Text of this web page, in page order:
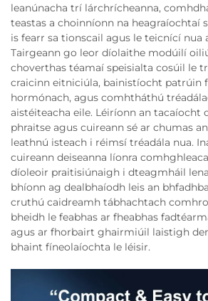
leanúnacha trí lárchrícheanna,
teastas a choinníonn na heagraíochtaí
is fearr sa tionscail agus le teicnící nua
Tairgeann go leor díolaithe modúilí
choverthas téamaí speisialta cosúil le
craicinn eitniciúla, bainistíocht patrúin
hormónach, agus comhtháthú
aistéiteacha eile. Léiríonn an tacaíocht
phraitse agus cuireann sé ar chumas
leathnú isteach i réimsí tréadála nua.
cuireann deiseanna líonra
díoleoir praitisiúnaigh i dteagmháil
bhíonn ag dealbhaíodh leis an
cruthú caidreamh tábhachtach
bheidh le feabhas ar fheabhas
agus ar fhorbairt ghairmiúil laistigh
bhaint fíneolaíochta le léisir.